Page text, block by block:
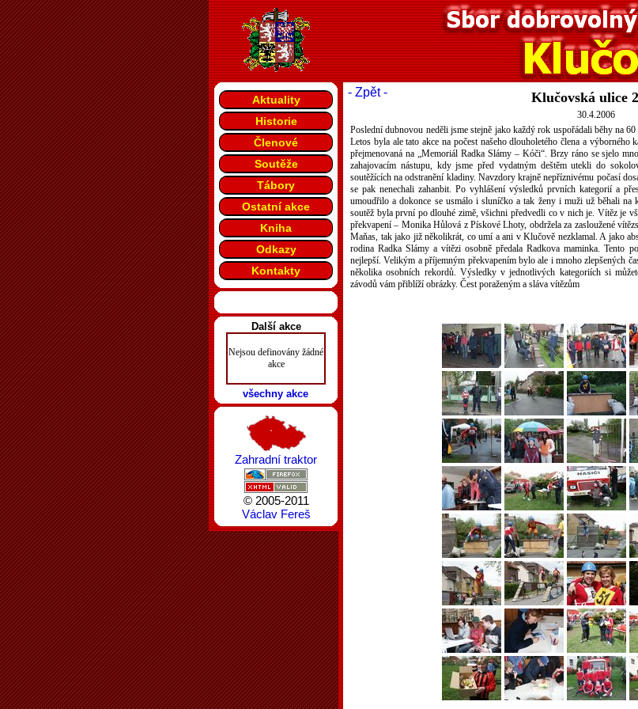
- Zpět - Klučovská ulice
30.4.2006
Poslední dubnovou neděli jsme stejně jako každý rok uspořádali běhy na
Letos byla ale tato akce na počest našeho dlouholetého člena a
přejmenovaná na „Memoriál Radka Slámy – Kóči“. Brzy ráno se sjelo
zahajovacím nástupu, kdy jsme před vydatným deštěm utekli do
soutěžících na odstranění kladiny. Navzdory krajně nepříznivému počasí
se pak nenechali zahanbit. Po vyhlášení výsledků prvních kategorií a
umoudřilo a dokonce se usmálo i sluníčko a tak ženy i muži už běhali na
soutěž byla první po dlouhé zimě, všichni předvedli co v nich je. Vítěz je
překvapení – Monika Hůlová z Pískové Lhoty, obdržela za zasloužené
Maňas, tak jako již několikrát, co umí a ani v Klučově nezklamal. A jako
rodina Radka Slámy a vítězi osobně předala Radkova maminka. Tento
nejlepší. Velikým a příjemným překvapením bylo ale i mnoho zlepšených
několika osobních rekordů. Výsledky v jednotlivých kategoriích si
závodů vám přiblíží obrázky. Čest poraženým a sláva vítězům
Aktuality
Historie
Členové
Soutěže
Tábory
Ostatní akce
Kniha
Odkazy
Kontakty
Další akce
Nejsou definovány žádné
akce
všechny akce
Zahradní traktor
© 2005-2011
Václav Fereš